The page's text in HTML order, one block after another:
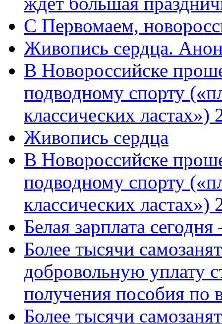
C Первомаем,
Живопись сердца.
В Новороссийске
подводному спорту
классических
Живопись сердца
В Новороссийске
подводному спорту
классических ластах»)
Белая зарплата
Более тысячи
добровольную уплату
получения пособия по
Более тысячи